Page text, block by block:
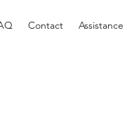
Contact Assistance